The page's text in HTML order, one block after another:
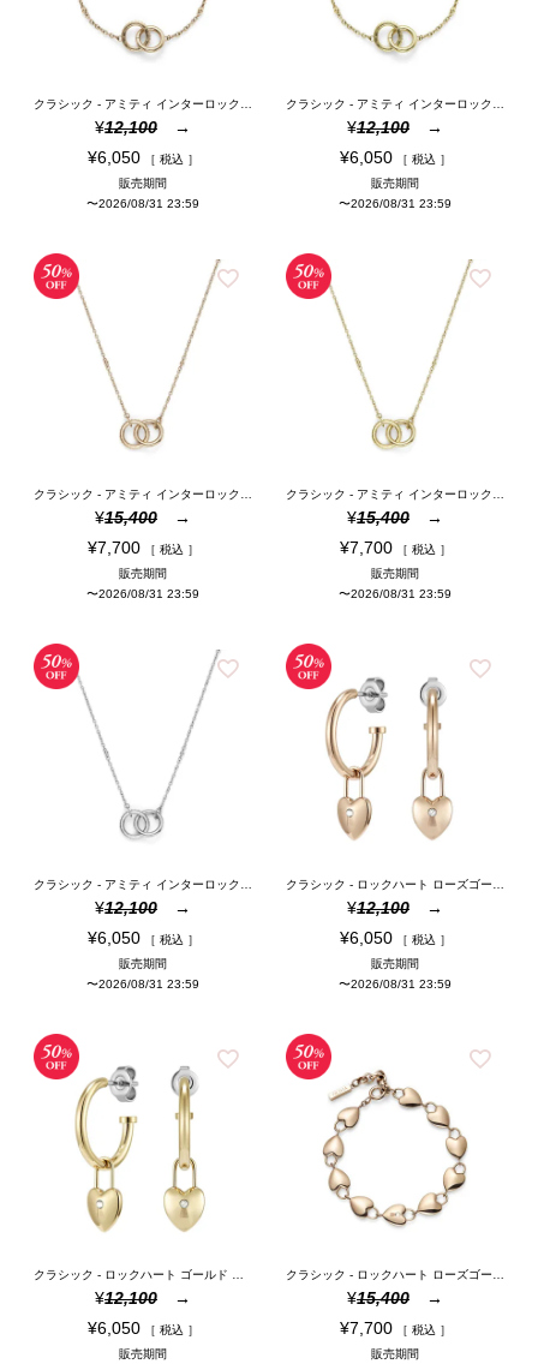
¥12,100
¥6,050
税込
販売期間
〜2026/08/31 23:59
¥12,100
¥6,050
税込
販売期間
〜2026/08/31 23:59
¥15,400
¥7,700
税込
販売期間
〜2026/08/31 23:59
¥15,400
¥7,700
税込
販売期間
〜2026/08/31 23:59
¥12,100
¥6,050
税込
販売期間
〜2026/08/31 23:59
¥12,100
¥6,050
税込
販売期間
〜2026/08/31 23:59
¥12,100
¥6,050
税込
販売期間
¥15,400
¥7,700
税込
販売期間